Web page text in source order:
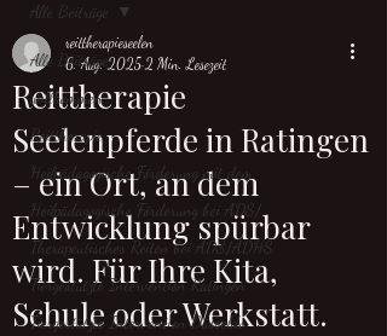
Alle Beiträge
willkommen
Reittherapie
Heilpädagogische Förderung mit dem
Heilpädagogische Förderung bei ADS/
Therapeutisches Reiten bei ADS/ADHS
Tiergestützte Intervention Ratingen
Tiergestützte Intervention Düsseldo
Alle Beiträge
Reittherapie
Seelenpferde in Ratingen
– ein Ort, an dem
Entwicklung spürbar
wird. Für Ihre Kita,
Schule oder Werkstatt.
reittherapieseelen
6. Aug. 2025 2 Min. Lesezeit